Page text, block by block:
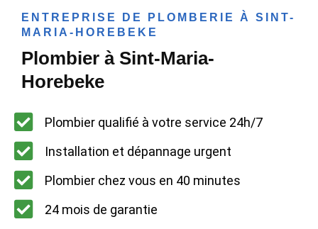
ENTREPRISE DE PLOMBERIE À SINT-
MARIA-HOREBEKE
Plombier à Sint-Maria-
Horebeke
Plombier qualifié à votre service 24h/7
Installation et dépannage urgent
Plombier chez vous en 40 minutes
24 mois de garantie